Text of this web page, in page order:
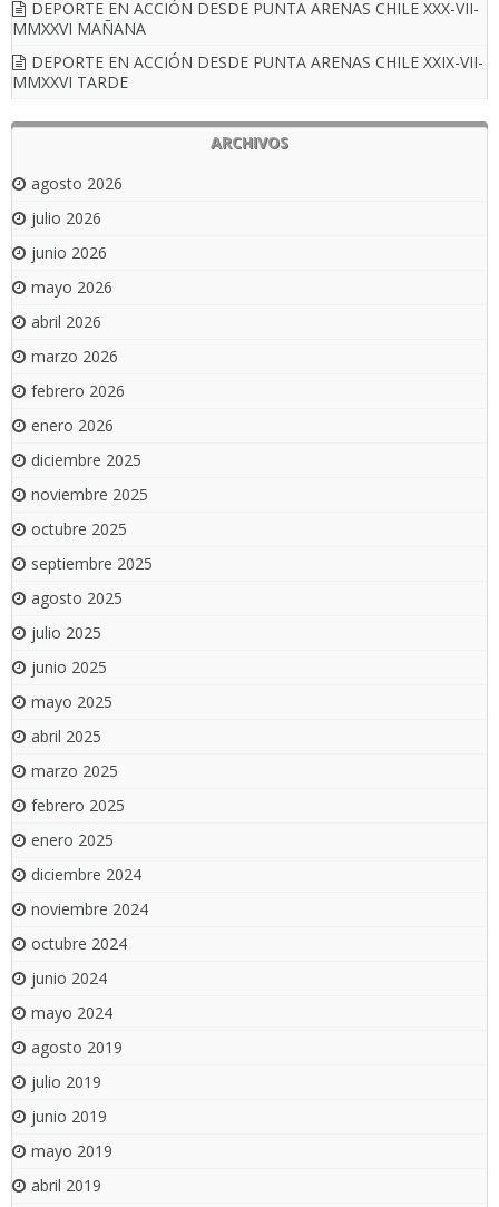
DEPORTE EN ACCIÓN DESDE PUNTA ARENAS CHILE XXX-VII-
MMXXVI MAÑANA
DEPORTE EN ACCIÓN DESDE PUNTA ARENAS CHILE XXIX-VII-
MMXXVI TARDE
ARCHIVOS
agosto 2026
julio 2026
junio 2026
mayo 2026
abril 2026
marzo 2026
febrero 2026
enero 2026
diciembre 2025
noviembre 2025
octubre 2025
septiembre 2025
agosto 2025
julio 2025
junio 2025
mayo 2025
abril 2025
marzo 2025
febrero 2025
enero 2025
diciembre 2024
noviembre 2024
octubre 2024
junio 2024
mayo 2024
agosto 2019
julio 2019
junio 2019
mayo 2019
abril 2019